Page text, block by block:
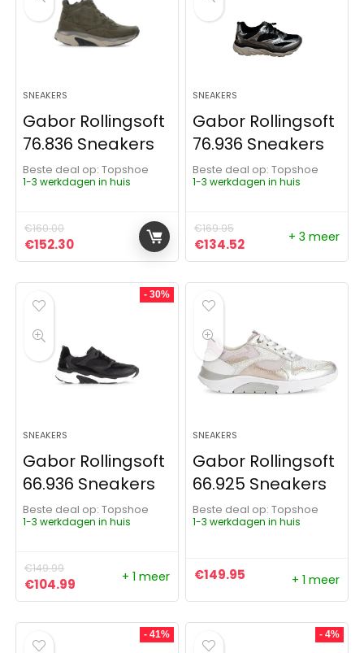
SNEAKERS
Gabor Rollingsoft
76.836 Sneakers
Beste deal op:
Topshoe
1-3 werkdagen in huis
€160.00
Oorspronkelijke prijs was: €160.00.
€152.30Huidige prijs is: €152.30.
SNEAKERS
Gabor Rollingsoft
76.936 Sneakers
Beste deal op:
Topshoe
1-3 werkdagen in huis
€169.95
Oorspronkelijke prijs was:
€134.52Huidige prijs is:
+ 3 meer
- 30%
SNEAKERS
Gabor Rollingsoft
66.936 Sneakers
Beste deal op:
Topshoe
1-3 werkdagen in huis
€149.99
Oorspronkelijke prijs was: €149.99.
€104.99 Huidige prijs is: €104.99.
+ 1 meer
SNEAKERS
Gabor Rollingsoft
66.925 Sneakers
Beste deal op:
Topshoe
1-3 werkdagen in huis
€149.95 + 1 meer
- 41% - 4%